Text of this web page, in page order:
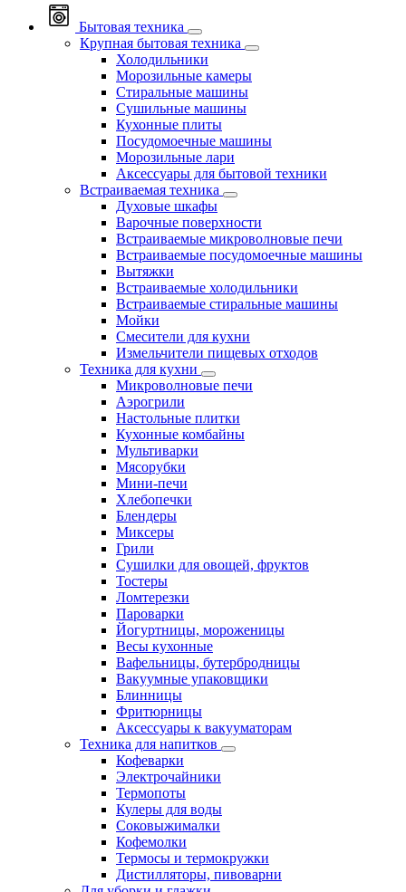
Бытовая техника
Крупная бытовая техника
Холодильники
Морозильные камеры
Стиральные машины
Сушильные машины
Кухонные плиты
Посудомоечные машины
Морозильные лари
Аксессуары для бытовой техники
Встраиваемая техника
Духовые шкафы
Варочные поверхности
Встраиваемые микроволновые печи
Встраиваемые посудомоечные машины
Вытяжки
Встраиваемые холодильники
Встраиваемые стиральные машины
Мойки
Смесители для кухни
Измельчители пищевых отходов
Техника для кухни
Микроволновые печи
Аэрогрили
Настольные плитки
Кухонные комбайны
Мультиварки
Мясорубки
Мини-печи
Хлебопечки
Блендеры
Миксеры
Грили
Сушилки для овощей, фруктов
Тостеры
Ломтерезки
Пароварки
Йогуртницы, мороженицы
Весы кухонные
Вафельницы, бутербродницы
Вакуумные упаковщики
Блинницы
Фритюрницы
Аксессуары к вакууматорам
Техника для напитков
Кофеварки
Электрочайники
Термопоты
Кулеры для воды
Соковыжималки
Кофемолки
Термосы и термокружки
Дистилляторы, пивоварни